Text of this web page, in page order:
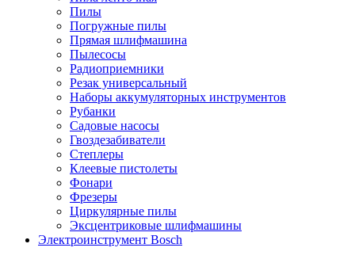
Пилы
Погружные пилы
Прямая шлифмашина
Пылесосы
Радиоприемники
Резак универсальный
Наборы аккумуляторных инструментов
Рубанки
Садовые насосы
Гвоздезабиватели
Степлеры
Клеевые пистолеты
Фонари
Фрезеры
Циркулярные пилы
Эксцентриковые шлифмашины
Электроинструмент Bosch